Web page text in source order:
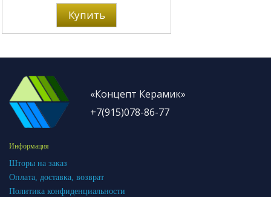
Купить
«Концепт Керамик»
+7(915)078-86-77
Информация
Шторы на заказ
Оплата, доставка, возврат
Политика конфиденциальности